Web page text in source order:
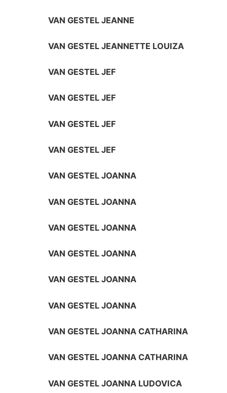
VAN GESTEL JEANNE
VAN GESTEL JEANNETTE LOUIZA
VAN GESTEL JEF
VAN GESTEL JEF
VAN GESTEL JEF
VAN GESTEL JEF
VAN GESTEL JOANNA
VAN GESTEL JOANNA
VAN GESTEL JOANNA
VAN GESTEL JOANNA
VAN GESTEL JOANNA
VAN GESTEL JOANNA
VAN GESTEL JOANNA CATHARINA
VAN GESTEL JOANNA CATHARINA
VAN GESTEL JOANNA LUDOVICA